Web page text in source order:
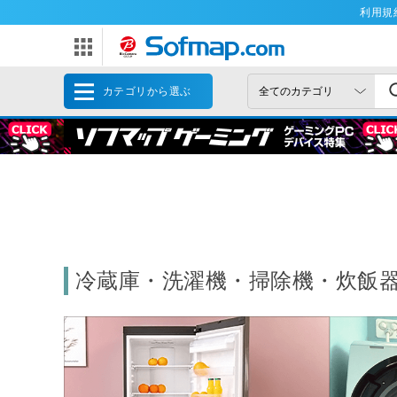
利用規
カテゴリから選ぶ
冷蔵庫・洗濯機・掃除機・炊飯